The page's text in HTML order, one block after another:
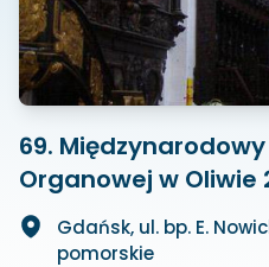
69.
Organowej w Oliwie
Gdańsk, ul. bp. E.
pomorskie